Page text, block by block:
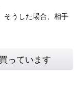
そうした場合、相手
っています